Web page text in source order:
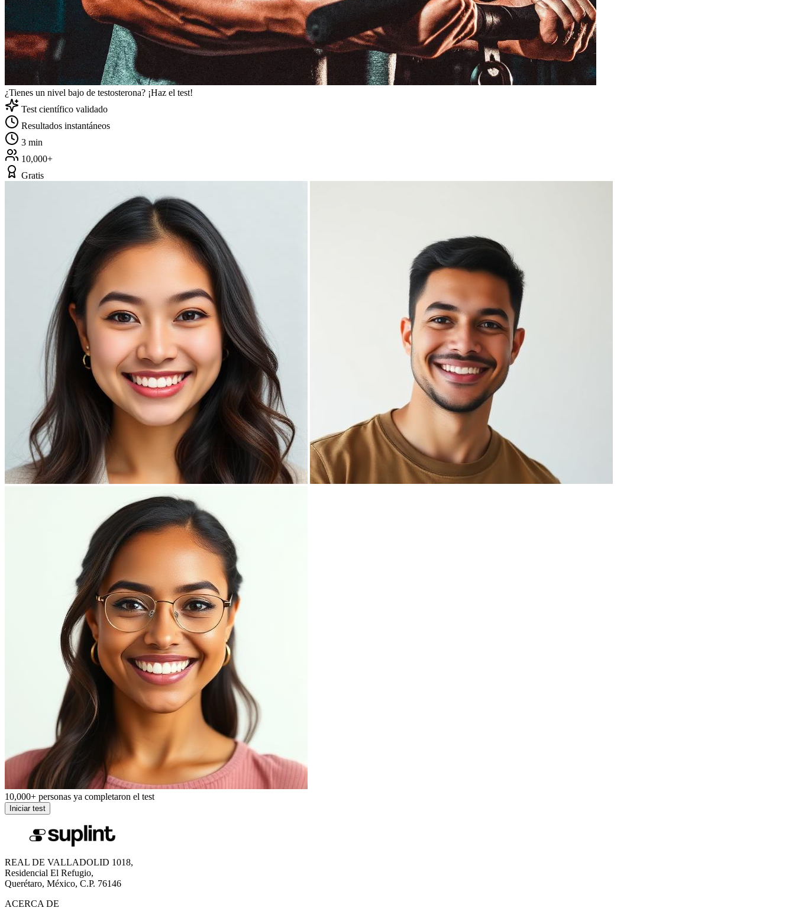
¿Tienes un nivel bajo de testosterona? ¡Haz el test!
Test científico validado
Resultados instantáneos
3 min
10,000+
Gratis
10,000+ personas ya completaron el test
Iniciar test
REAL DE VALLADOLID 1018,
Residencial El Refugio,
Querétaro, México, C.P. 76146
ACERCA DE